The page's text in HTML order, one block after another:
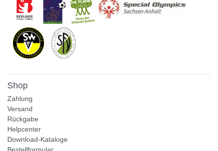
Shop
Zahlung
Versand
Rückgabe
Helpcenter
Download-Kataloge